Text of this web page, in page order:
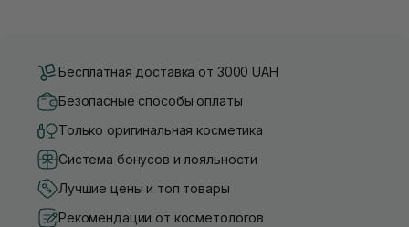
Бесплатная доставка от 3000 UAH
Безопасные способы оплаты
Только оригинальная косметика
Система бонусов и лояльности
Лучшие цены и топ товары
Рекомендации от косметологов